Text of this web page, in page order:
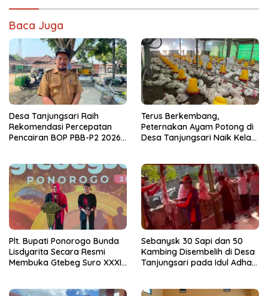
Baca Juga
Desa Tanjungsari Raih
Rekomendasi Percepatan
Pencairan BOP PBB-P2 2026
Terus Berkembang,
Peternakan Ayam Potong di
Desa Tanjungsari Naik Kelas
Plt. Bupati Ponorogo Bunda
Lisdyarita Secara Resmi
Membuka Gtebeg Suro XXXI
Sebanysk 30 Sapi dan 50
Kambing Disembelih di Desa
Tanjungsari pada Idul Adha